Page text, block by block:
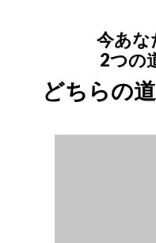
今あな
2つの
どちらの